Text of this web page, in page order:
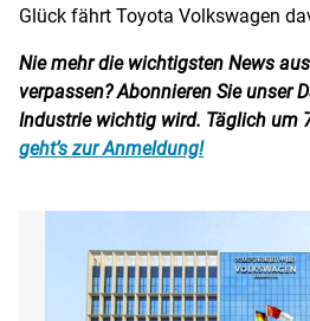
Glück fährt Toyota Volkswagen
Nie mehr die wichtigsten News
verpassen? Abonnieren Sie unser
Industrie wichtig wird. Täglich um
geht’s zur Anmeldung!